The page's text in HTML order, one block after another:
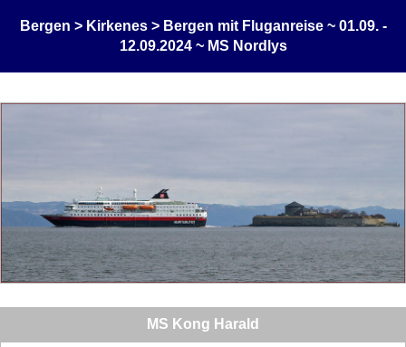
Bergen > Kirkenes > Bergen mit Fluganreise ~ 01.09. -
12.09.2024 ~ MS Nordlys
MS Kong Harald